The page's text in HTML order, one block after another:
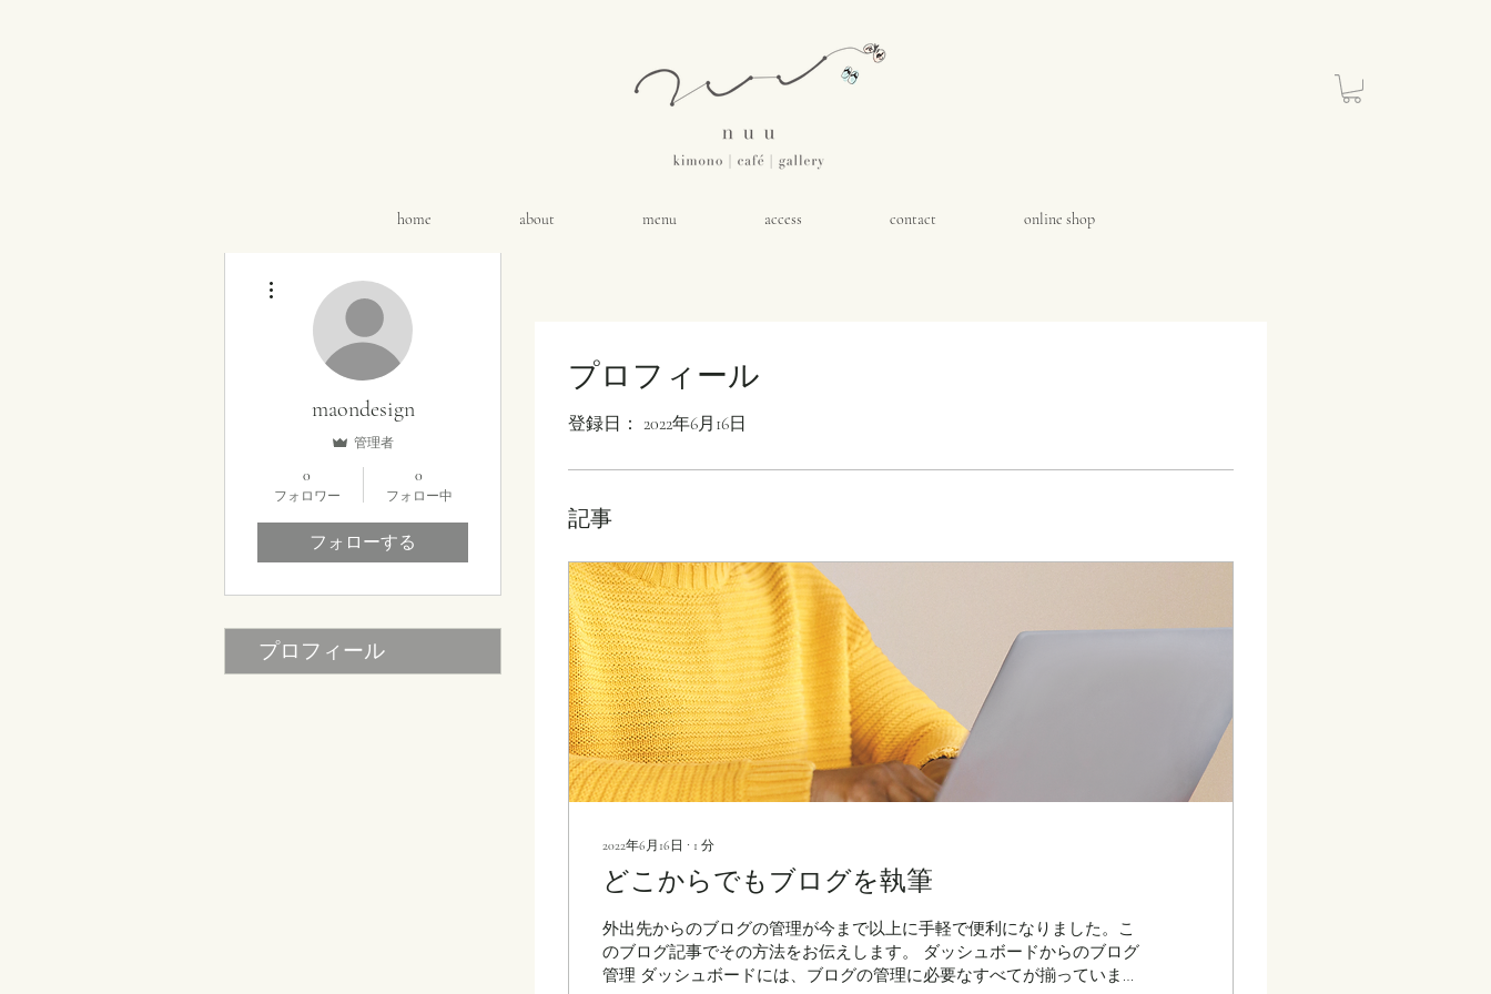
home about menu access contact online shop
プロフィール
登録日： 2022年6月16日
記事
2022年6月16日 ∙ 1 分
どこからでもブログを執筆
外出先からのブログの管理が今まで以上に手軽で便利になりました。こ
のブログ記事でその方法をお伝えします。 ダッシュボードからのブログ
管理 ダッシュボードには、ブログの管理に必要なすべてが揃っていま
maondesign
管理者
0
フォロワー
0
フォロー中
フォローする
プロフィール